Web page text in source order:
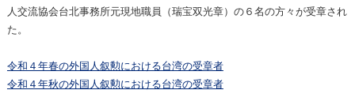
人交流協会台北事務所元現地職員（瑞宝双光章）の６名の方々が受章され
た。
令和４年春の外国人叙勲における台湾の受章者
令和４年秋の外国人叙勲における台湾の受章者